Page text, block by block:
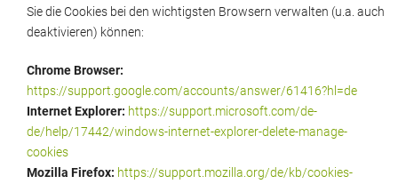
Sie die Cookies bei den wichtigsten Browsern verwalten (u.a. auch
deaktivieren) können:
Chrome Browser:
https://support.google.com/accounts/answer/61416?hl=de
Internet Explorer: https://support.microsoft.com/de-
de/help/17442/windows-internet-explorer-delete-manage-
cookies
Mozilla Firefox: https://support.mozilla.org/de/kb/cookies-